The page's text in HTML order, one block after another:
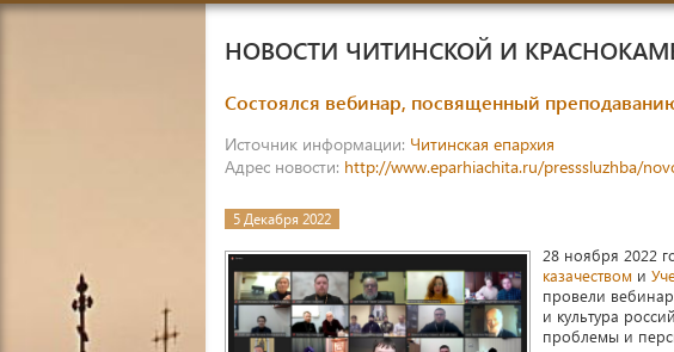
НОВОСТИ ЧИТИНСКОЙ И
Состоялся вебинар, посвященный
Источник информации: Читинская епархия
Адрес новости: http://www.eparhiachita.ru/presssluzhba/
5 Декабря 2022
28 ноября 2022
казачеством и
провели
и культура
проблемы и